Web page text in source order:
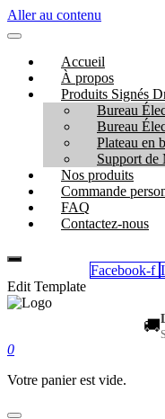
Aller au contenu
Accueil
À propos
Produits Signés
Bureau
Bureau
Plateau en
Support de
Nos produits
Commande
FAQ
Contactez-nous
Facebook-f
Edit Template
🚚
0
Votre panier est vide.